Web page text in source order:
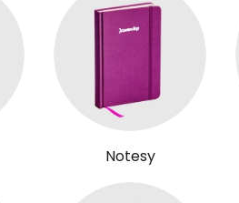
Notesy